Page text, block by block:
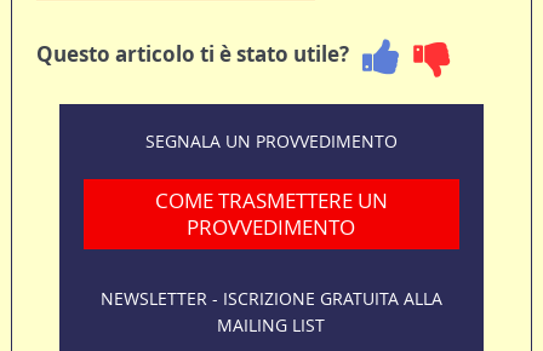
Questo articolo ti è stato utile?
SEGNALA UN PROVVEDIMENTO
COME TRASMETTERE UN
PROVVEDIMENTO
NEWSLETTER - ISCRIZIONE GRATUITA ALLA
MAILING LIST